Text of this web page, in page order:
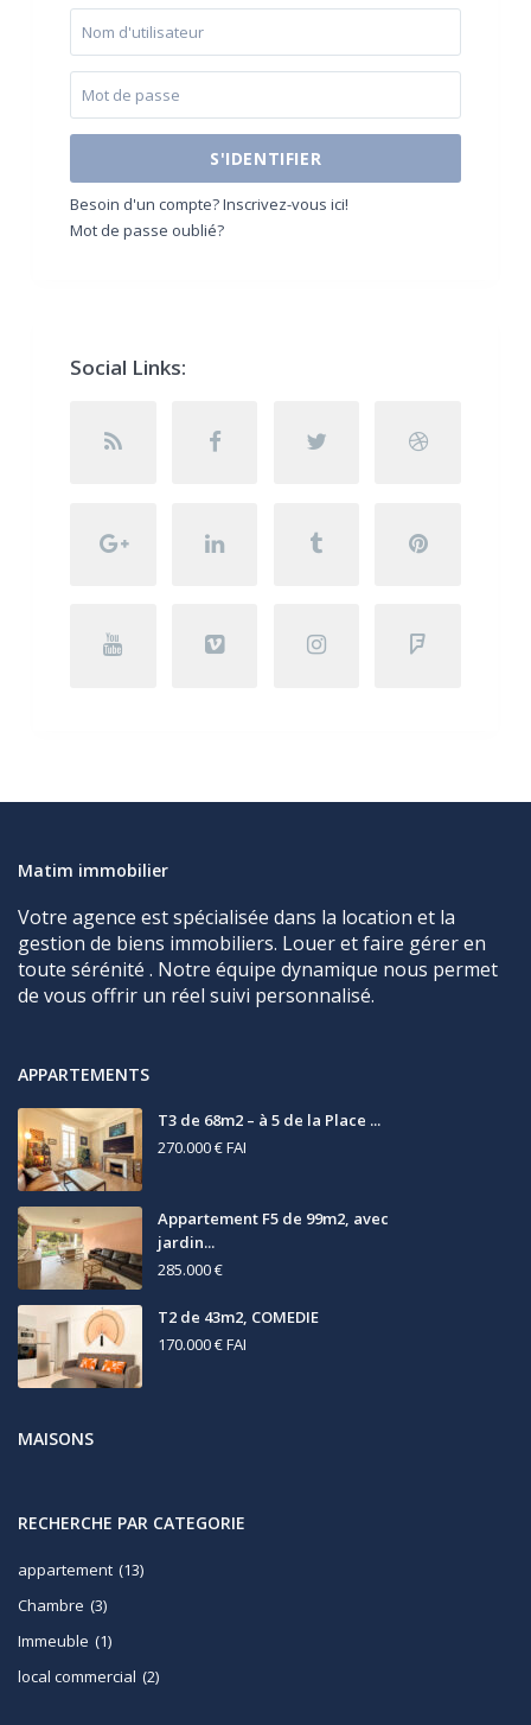
S'IDENTIFIER
Besoin d'un compte? Inscrivez-vous ici!
Mot de passe oublié?
Social Links:
Matim immobilier
Votre agence est spécialisée dans la location et la
gestion de biens immobiliers. Louer et faire gérer en
toute sérénité . Notre équipe dynamique nous permet
de vous offrir un réel suivi personnalisé.
APPARTEMENTS
T3 de 68m2 – à 5 de la Place ...
270.000 €FAI
Appartement F5 de 99m2, avec
jardin...
285.000 €
T2 de 43m2, COMEDIE
170.000 €FAI
MAISONS
RECHERCHE PAR CATEGORIE
appartement (13)
Chambre (3)
Immeuble (1)
local commercial (2)